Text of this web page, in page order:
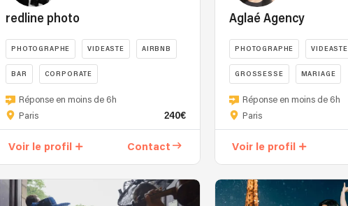
redline photo
PHOTOGRAPHE VIDEASTE AIRBNB
BAR CORPORATE
Réponse en moins de 6h
Paris
240€
Voir le profil Contact
Aglaé Agency
PHOTOGRAPHE VIDEASTE
GROSSESSE MARIAGE
Réponse en moins de 6h
Paris
Voir le profil